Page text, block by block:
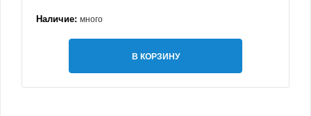
Наличие: много
В КОРЗИНУ